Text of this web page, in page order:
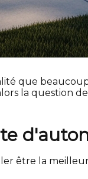
que
la question
être la